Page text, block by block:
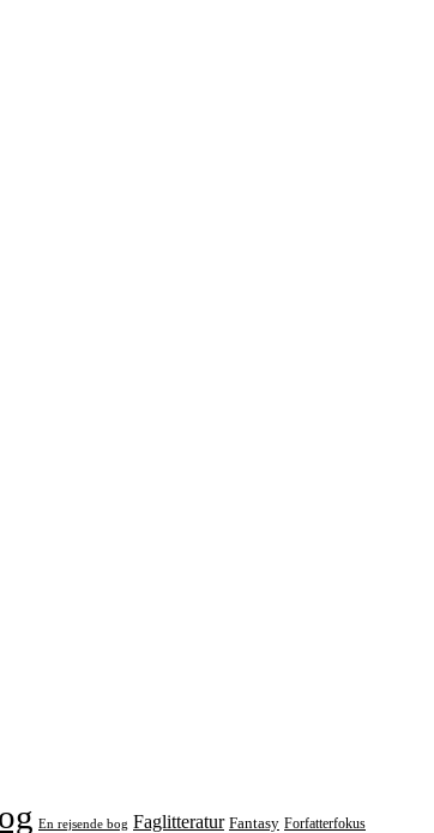
En rejsende bog Faglitteratur Fantasy Forfatterfokus